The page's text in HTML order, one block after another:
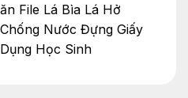
File Lá Bìa Lá Hở
Nước Đựng Giấy
Học Sinh